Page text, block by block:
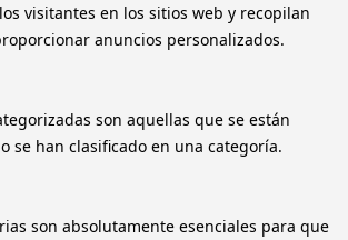
visitantes en los sitios web y recopilan
anuncios personalizados.
son aquellas que se están
se han clasificado en una categoría.
son absolutamente esenciales para que